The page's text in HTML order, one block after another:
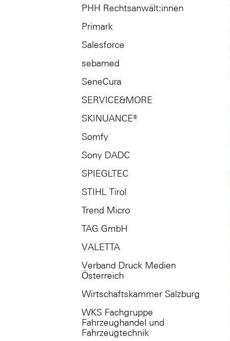
PHH Rechtsanwält:innen
Primark
Salesforce
sebamed
SeneCura
SERVICE&MORE
SKINUANCE®
Somfy
Sony DADC
SPIEGLTEC
STIHL Tirol
Trend Micro
TAG GmbH
VALETTA
Verband Druck Medien
Österreich
Wirtschaftskammer Salzburg
WKS Fachgruppe
Fahrzeughandel und
Fahrzeugtechnik